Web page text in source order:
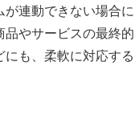
が連動できない場合に
品やサービスの最終
も、柔軟に対応する